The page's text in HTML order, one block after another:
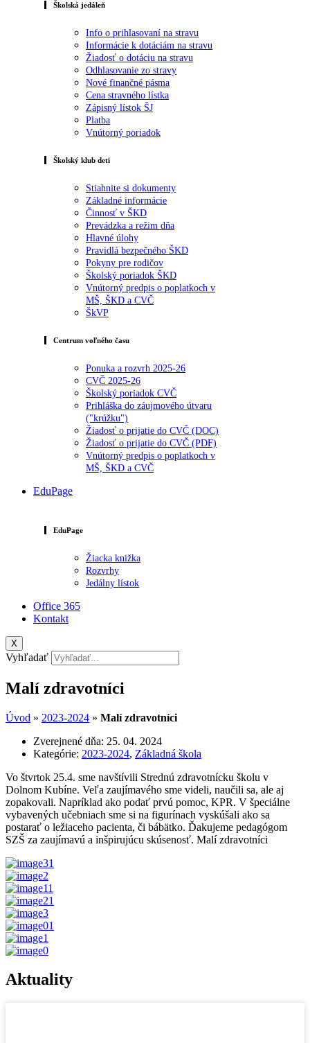
Školská jedáleň
Info o prihlasovaní na stravu
Informácie k dotáciám na stravu
Žiadosť o dotáciu na stravu
Odhlasovanie zo stravy
Nové finančné pásma
Cena stravného lístka
Zápisný lístok ŠJ
Platba
Vnútorný poriadok
Školský klub deti
Stiahnite si dokumenty
Základné informácie
Činnosť v ŠKD
Prevádzka a režim dňa
Hlavné úlohy
Pravidlá bezpečného ŠKD
Pokyny pre rodičov
Školský poriadok ŠKD
Vnútorný predpis o poplatkoch v
MŠ, ŠKD a CVČ
ŠkVP
Centrum voľného času
Ponuka a rozvrh 2025-26
CVČ 2025-26
Školský poriadok CVČ
Prihláška do záujmového útvaru
("krúžku")
Žiadosť o prijatie do CVČ (DOC)
Žiadosť o prijatie do CVČ (PDF)
Vnútorný predpis o poplatkoch v
MŠ, ŠKD a CVČ
EduPage
EduPage
Žiacka knižka
Rozvrhy
Jedálny lístok
Office 365
Kontakt
X
Vyhľadať
Malí zdravotníci
Úvod » 2023-2024 » Malí zdravotníci
Zverejnené dňa: 25. 04. 2024
Kategórie: 2023-2024, Základná škola
Vo štvrtok 25.4. sme navštívili Strednú zdravotnícku školu v
Dolnom Kubíne. Veľa zaujímavého sme videli, naučili sa, ale aj
zopakovali. Napríklad ako podať prvú pomoc, KPR. V špeciálne
vybavených učebniach sme si na figurínach vyskúšali ako sa
postarať o ležiaceho pacienta, či bábätko. Ďakujeme pedagógom
SZŠ za zaujímavú a inšpirujúcu skúsenosť. Malí zdravotníci
Aktuality